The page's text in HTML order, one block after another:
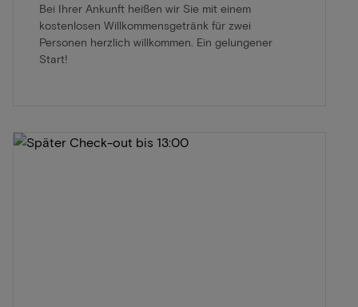
Bei Ihrer Ankunft heißen wir Sie mit einem
kostenlosen Willkommensgetränk für zwei
Personen herzlich willkommen. Ein gelungener
Start!